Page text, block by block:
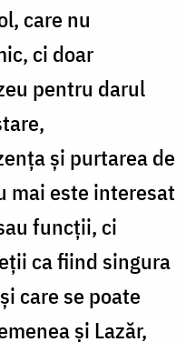
care nu
ci doar
pentru darul
și purtarea de
mai este interesat
funcții, ci
ca fiind singura
care se poate
și Lazăr,